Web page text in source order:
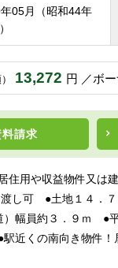
05月（昭和44年
13,272 円 ボ
料請求
住用や収益物件又は
可 ●土地１４．７
）幅員約３．９ｍ
近くの南向き物件